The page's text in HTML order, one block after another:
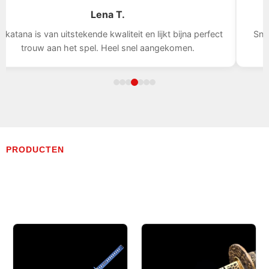
Lena T.
katana is van uitstekende kwaliteit en lijkt bijna perfect
trouw aan het spel. Heel snel aangekomen.
PRODUCTEN